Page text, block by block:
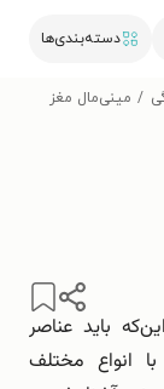
دسته‌بندی‌ها
مینی‌مال مغز
باید عناصر
انواع مختلف